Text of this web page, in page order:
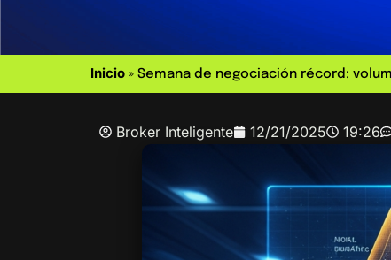
Inicio » Semana de negociación récord:
Broker Inteligente 12/21/2025 19:26